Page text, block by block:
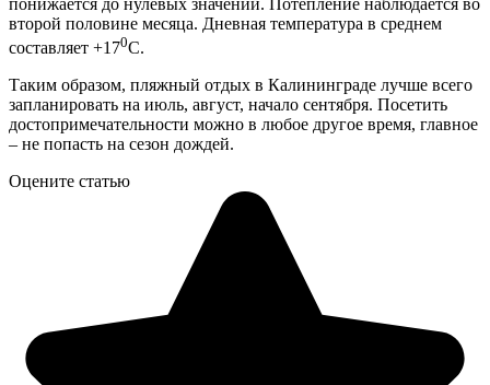
второй половине месяца. Дневная температура в среднем
составляет +170С.
Таким образом, пляжный отдых в Калининграде лучше всего
запланировать на июль, август, начало сентября. Посетить
достопримечательности можно в любое другое время, главное
– не попасть на сезон дождей.
Оцените статью